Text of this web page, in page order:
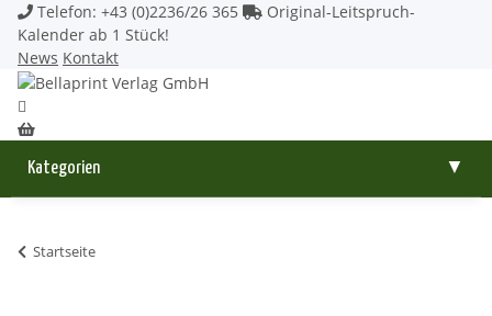
Telefon: +43 (0)2236/26 365
Original-Leitspruch-
Kalender ab 1 Stück!
News Kontakt
Kategorien ▼
Startseite